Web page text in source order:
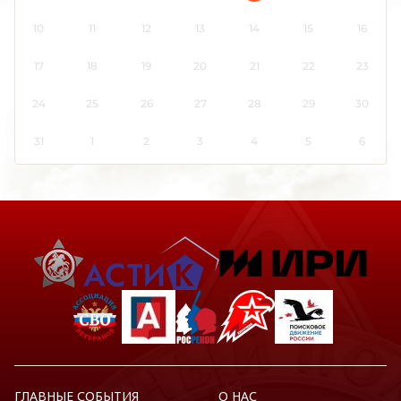
Кировская область
Краснодарский край
Курская область
Липецкая область
Луганская Народная Республика
Магаданская область
Марий Эл
10 11 12 13 14 15 16
17 18 19 20 21 22 23
24 25 26 27 28 29 30
31 1 2 3 4 5 6
ГЛАВНЫЕ СОБЫТИЯ О НАС